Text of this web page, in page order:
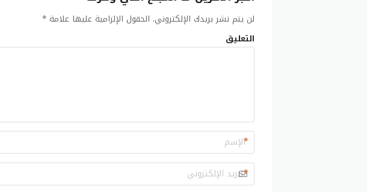
لن يتم نشر بريدك الإلكتروني. الحقول الإلزامية عليها علامة *
التعليق
*
*